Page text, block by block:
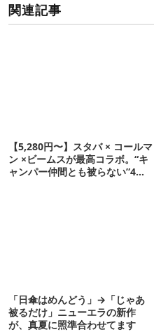
関連記事
【5,280円〜】スタバ × コールマ
ン ×ビームスが最高コラボ。“キ
ャンパー仲間とも被らない”4ア
「日傘はめんどう」→「じゃあ
被るだけ」ニューエラの新作
が、真夏に照準合わせてます